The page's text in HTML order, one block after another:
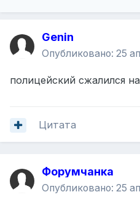
Genin
Опубликовано: 25
полицейский сжалился
Цитата
Форумчанка
Опубликовано: 25